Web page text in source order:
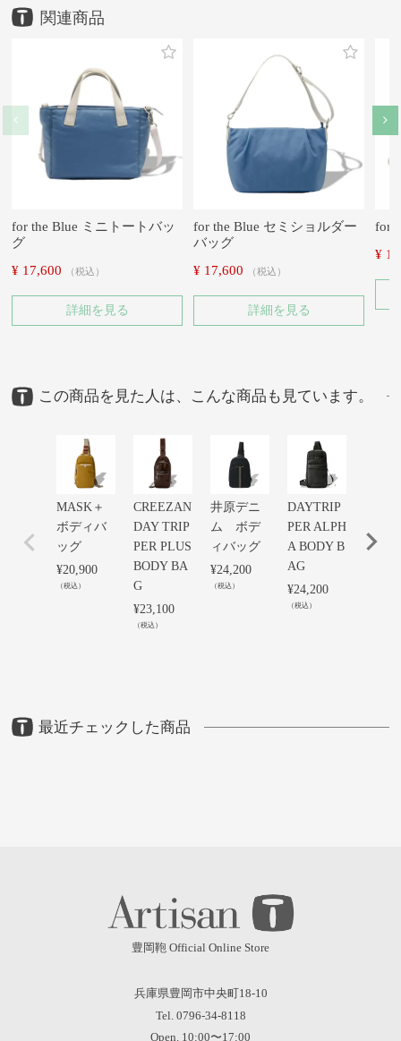
for the Blue ミニトートバッ
グ
¥ 17,600 税込
詳細を見る
for the Blue セミショルダー
バッグ
¥ 17,600 税込
詳細を見る
for
¥
この商品を見た人は、こんな商品も見ています。
MASK＋
ボディバ
ッグ
¥20,900
（税込）
CREEZAN
DAY TRIP
PER PLUS
BODY BA
G
¥23,100
（税込）
井原デニ
ム ボデ
ィバッグ
¥24,200
（税込）
DAYTRIP
PER ALPH
A BODY B
AG
¥24,200
（税込）
ダー
最近チェックした商品
豊岡鞄 Official Online Store
兵庫県豊岡市中央町18-10
Tel. 0796-34-8118
Open. 10:00〜17:00